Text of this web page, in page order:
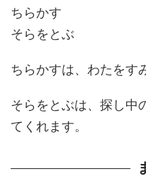
ちらかす
そらをとぶ
ちらかすは、わたをす
そらをとぶは、探し中
てくれます。